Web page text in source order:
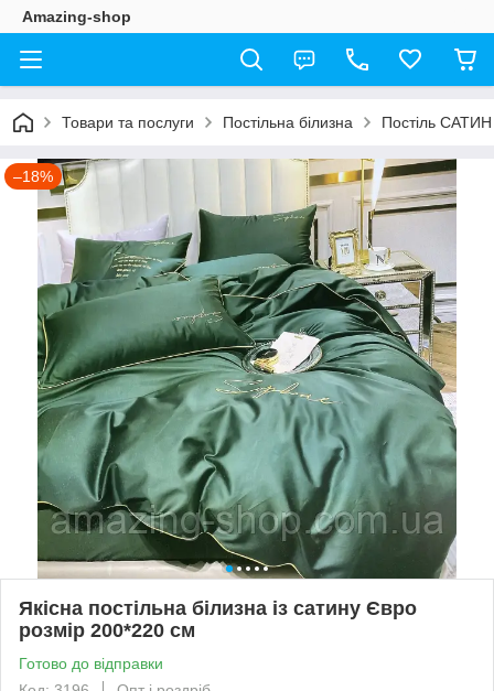
Amazing-shop
Товари та послуги Постільна білизна Постіль САТИН
–18%
Якісна постільна білизна із сатину Євро
розмір 200*220 см
Готово до відправки